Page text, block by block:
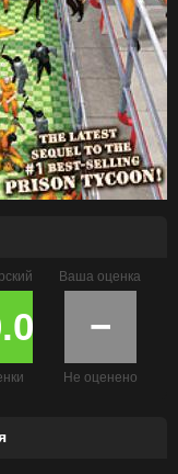
Ваша оценка
−
Не оценено